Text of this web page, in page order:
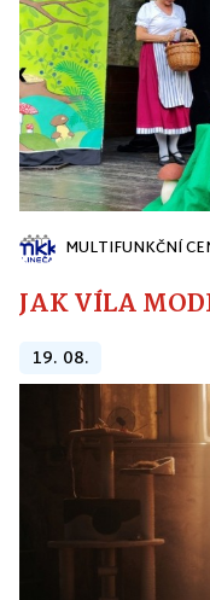
MULTIFUNKČNÍ
JAK VÍLA
19. 08.